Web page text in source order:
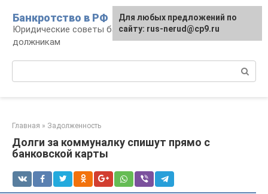
контенту
Банкротство в РФ
Юридические советы банкротам и
должникам
Главная » Задолженность
Долги за коммуналку спишут прямо с
банковской карты
Для любых предложений по
сайту: rus-nerud@cp9.ru